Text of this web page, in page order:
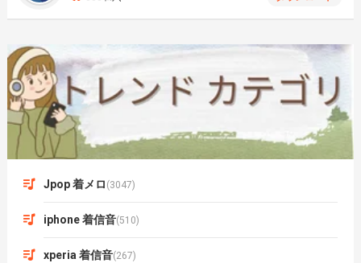
Jpop 着メロ (3047)
iphone 着信音(510)
xperia 着信音(267)